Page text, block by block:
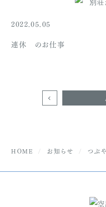
2022.05.05
連休 のお仕事
HOME お知らせ つぶ